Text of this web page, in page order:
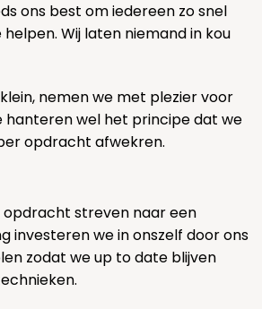
ons best om iedereen zo snel
Wij laten niemand in kou
nemen we met plezier voor
hanteren wel het principe dat we
opdracht afwekren.
opdracht streven naar een
investeren we in onszelf door ons
zodat we up to date blijven